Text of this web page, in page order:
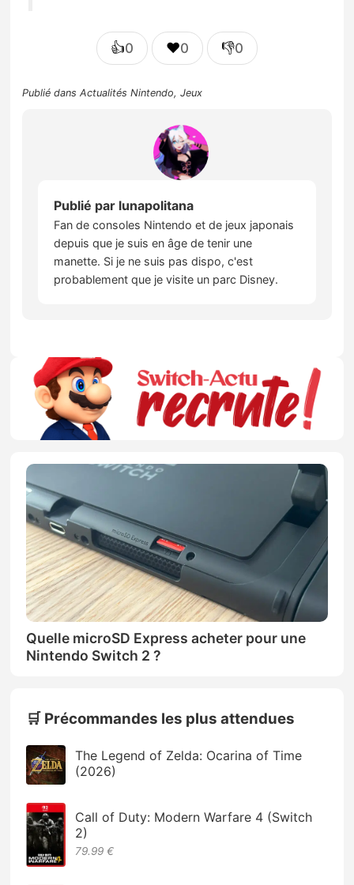
👍0 ❤️0 👎0
Publié dansActualités Nintendo,Jeux
Publié par lunapolitana
Fan de consoles Nintendo et de jeux japonais
depuis que je suis en âge de tenir une
manette. Si je ne suis pas dispo, c'est
probablement que je visite un parc Disney.
Quelle microSD Express acheter pour une
Nintendo Switch 2 ?
🛒 Précommandes les plus attendues
The Legend of Zelda: Ocarina of Time
(2026)
Call of Duty: Modern Warfare 4 (Switch
2)
79.99 €